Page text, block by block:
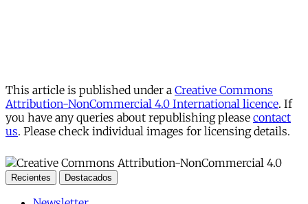
This article is published under a Creative Commons
Attribution-NonCommercial 4.0 International licence. If
you have any queries about republishing please contact
us. Please check individual images for licensing details.
Recientes Destacados